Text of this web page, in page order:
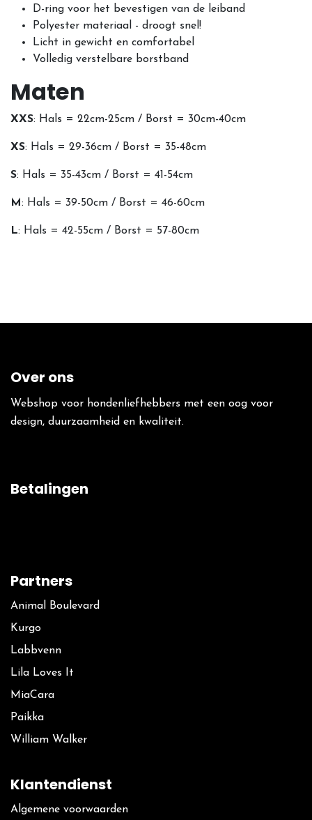
D-ring voor het bevestigen van de leiband
Polyester materiaal - droogt snel!
Licht in gewicht en comfortabel
Volledig verstelbare borstband
Maten
XXS: Hals = 22cm-25cm / Borst = 30cm-40cm
XS: Hals = 29-36cm / Borst = 35-48cm
S: Hals = 35-43cm / Borst = 41-54cm
M: Hals = 39-50cm / Borst = 46-60cm
L: Hals = 42-55cm / Borst = 57-80cm
Over ons
Webshop voor hondenliefhebbers met een oog voor
design, duurzaamheid en kwaliteit.
Betalingen
Partners
Animal Boulevard
Kurgo
La​bbvenn
Lila Loves It
MiaCara
Paikka
William Walker
Klantendienst
Algemene voorwaarden